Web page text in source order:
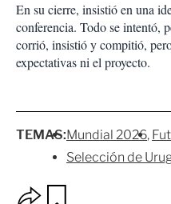
En su cierre, insistió en una
conferencia. Todo se intentó,
corrió, insistió y compitió,
expectativas ni el proyecto.
TEMAS:Mundial 2026
Selección de